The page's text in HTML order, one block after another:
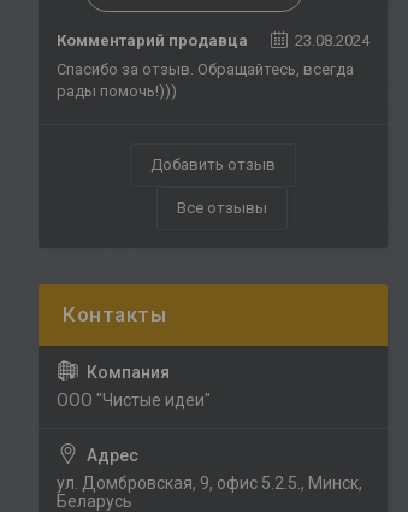
Комментарий продавца
23.08.2024
Спасибо за отзыв. Обращайтесь, всегда
рады помочь!)))
Добавить отзыв
Все отзывы
ООО "Чистые идеи"
ул. Домбровская, 9, офис 5.2.5., Минск,
Беларусь